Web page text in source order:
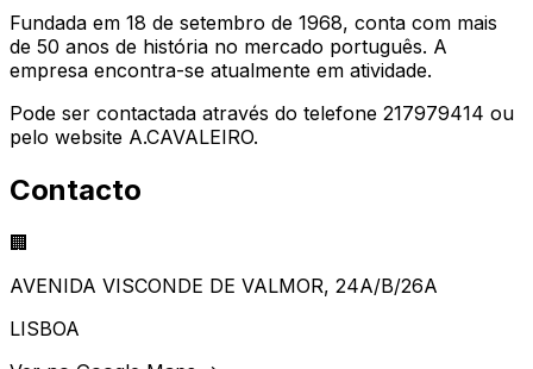
Fundada em 18 de setembro de 1968, conta com mais
de 50 anos de história no mercado português. A
empresa encontra-se atualmente em atividade.
Pode ser contactada através do telefone 217979414 ou
pelo website A.CAVALEIRO.
Contacto
🏢
AVENIDA VISCONDE DE VALMOR, 24A/B/26A
LISBOA